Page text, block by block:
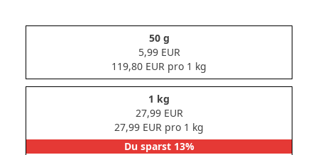
50 g
5,99 EUR
119,80 EUR pro 1 kg
1 kg
27,99 EUR
27,99 EUR pro 1 kg
Du sparst 13%